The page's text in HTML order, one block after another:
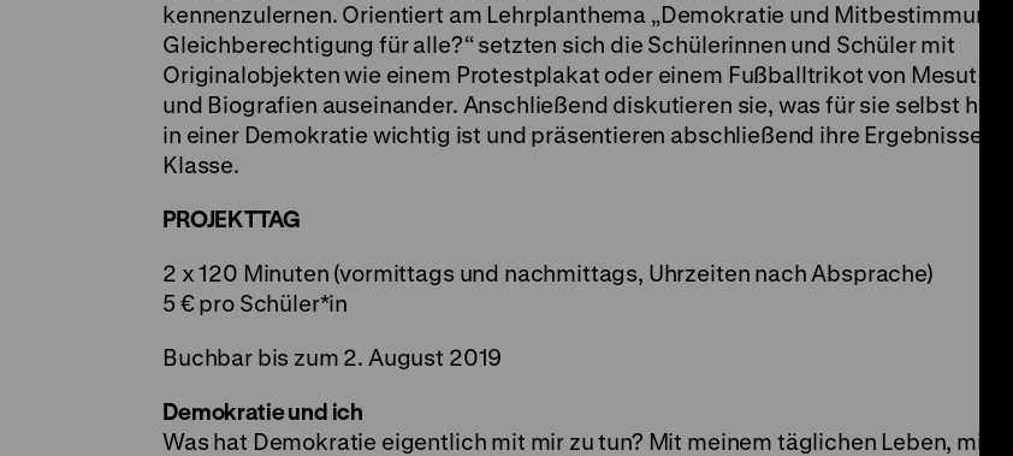
kennenzulernen. Orientiert am Lehrplanthema „Demokratie und Mitbestimmung –
Gleichberechtigung für alle?“ setzten sich die Schülerinnen und Schüler mit
Originalobjekten wie einem Protestplakat oder einem Fußballtrikot von Mesut Özil
und Biografien auseinander. Anschließend diskutieren sie, was für sie selbst heute
in einer Demokratie wichtig ist und präsentieren abschließend ihre Ergebnisse der
Klasse.
PROJEKTTAG
2 x 120 Minuten (vormittags und nachmittags, Uhrzeiten nach Absprache)
5 € pro Schüler*in
Buchbar bis zum 2. August 2019
Demokratie und ich
Was hat Demokratie eigentlich mit mir zu tun? Mit meinem täglichen Leben, mit